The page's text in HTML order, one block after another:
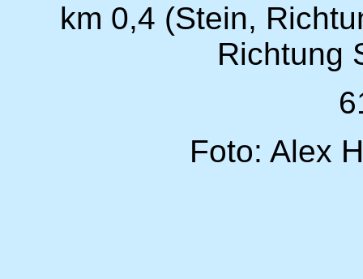
km 0,4 (Stein,
Richtung
Foto: Alex